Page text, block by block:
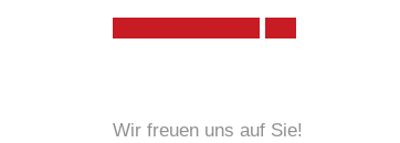
Wir freuen uns auf Sie!